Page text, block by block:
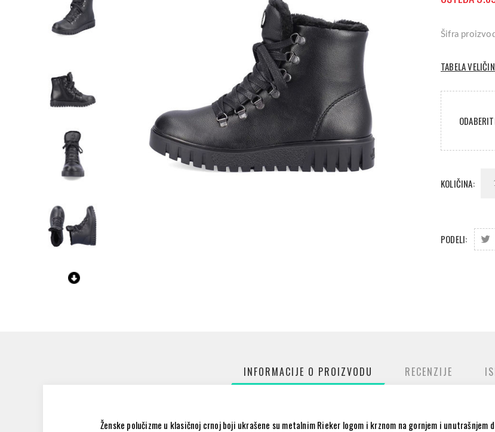
Šifra
TABELA
KOLIČINA:
PODELI:
INFORMACIJE O PROIZVODU RECENZIJE
Ženske polučizme u klasičnoj crnoj boji ukrašene su metalnim Rieker logom i krznom na gornjem i